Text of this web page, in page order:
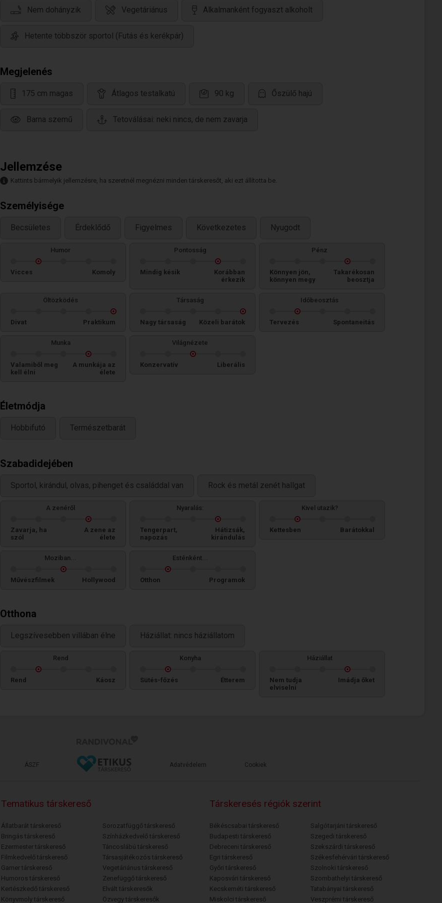
Nem dohányzik Vegetáriánus Alkalmanként fogyaszt alkoholt
Hetente többször sportol (Futás és kerékpár)
Megjelenés
175 cm magas Átlagos testalkatú 90 kg Őszülő hajú
Barna szemű Tetoválásai: neki nincs, de nem zavarja
Jellemzése
Kattints bármelyik jellemzésre, ha szeretnél megnézni minden társkeresőt, aki ezt állította be.
Személyisége
Becsületes Érdeklődő Figyelmes Következetes Nyugodt
Humor
Vicces Komoly
Pontosság
Mindig késik
Korábban
érkezik
Pénz
Könnyen jön,
könnyen megy
Takarékosan
beosztja
Öltözködés
Divat Praktikum
Társaság
Nagy társaság Közeli barátok
Időbeosztás
Tervezés Spontaneitás
Munka
Valamiből meg
kell élni
A munkája az
élete
Világnézete
Konzervatív Liberális
Életmódja
Hobbifutó Természetbarát
Szabadidejében
Sportol, kirándul, olvas, pihenget és családdal van Rock és metál zenét hallgat
A zenéről
Zavarja, ha
szól
A zene az
élete
Nyaralás:
Tengerpart,
napozás
Hátizsák,
kirándulás
Kivel utazik?
Kettesben Barátokkal
Moziban...
Művészfilmek Hollywood
Esténként...
Otthon Programok
Otthona
Legszívesebben villában élne Háziállat: nincs háziállatom
Rend
Rend Káosz
Konyha
Sütés-főzés Étterem
Háziállat
Nem tudja
elviselni
Imádja őket
ÁSZF Adatvédelem Cookiek
Tematikus társkereső
Állatbarát társkereső
Bringás társkereső
Ezermester társkereső
Filmkedvelő társkereső
Gamer társkereső
Humoros társkereső
Kertészkedő társkereső
Könyvmoly társkereső
Sorozatfüggő társkereső
Színházkedvelő társkereső
Táncoslábú társkereső
Társasjátékozós társkereső
Vegetáriánus társkereső
Zenefüggő társkereső
Elvált társkeresők
Özvegy társkeresők
Társkeresés régiók szerint
Békéscsabai társkereső
Budapesti társkereső
Debreceni társkereső
Egri társkereső
Győri társkereső
Kaposvári társkereső
Kecskeméti társkereső
Miskolci társkereső
Salgótarjáni társkereső
Szegedi társkereső
Szekszárdi társkereső
Székesfehérvári társkereső
Szolnoki társkereső
Szombathelyi társkereső
Tatabányai társkereső
Veszprémi társkereső